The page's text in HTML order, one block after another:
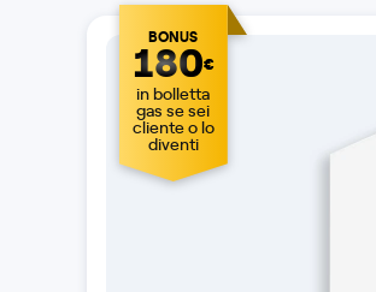
BONUS
180€
in bolletta
gas se sei
cliente o lo
diventi